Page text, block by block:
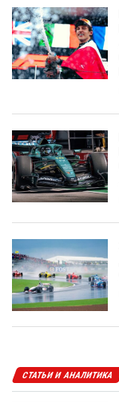
СТАТЬИ И АНАЛИТИКА